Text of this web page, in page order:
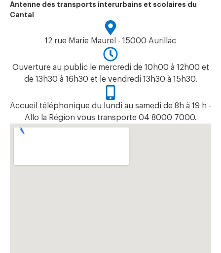
Antenne des transports interurbains et scolaires du
Cantal
12 rue Marie Maurel - 15000 Aurillac
Ouverture au public le mercredi de 10h00 à 12h00 et
de 13h30 à 16h30 et le vendredi 13h30 à 15h30.
Accueil téléphonique du lundi au samedi de 8h à 19 h -
Allo la Région vous transporte 04 8000 7000.